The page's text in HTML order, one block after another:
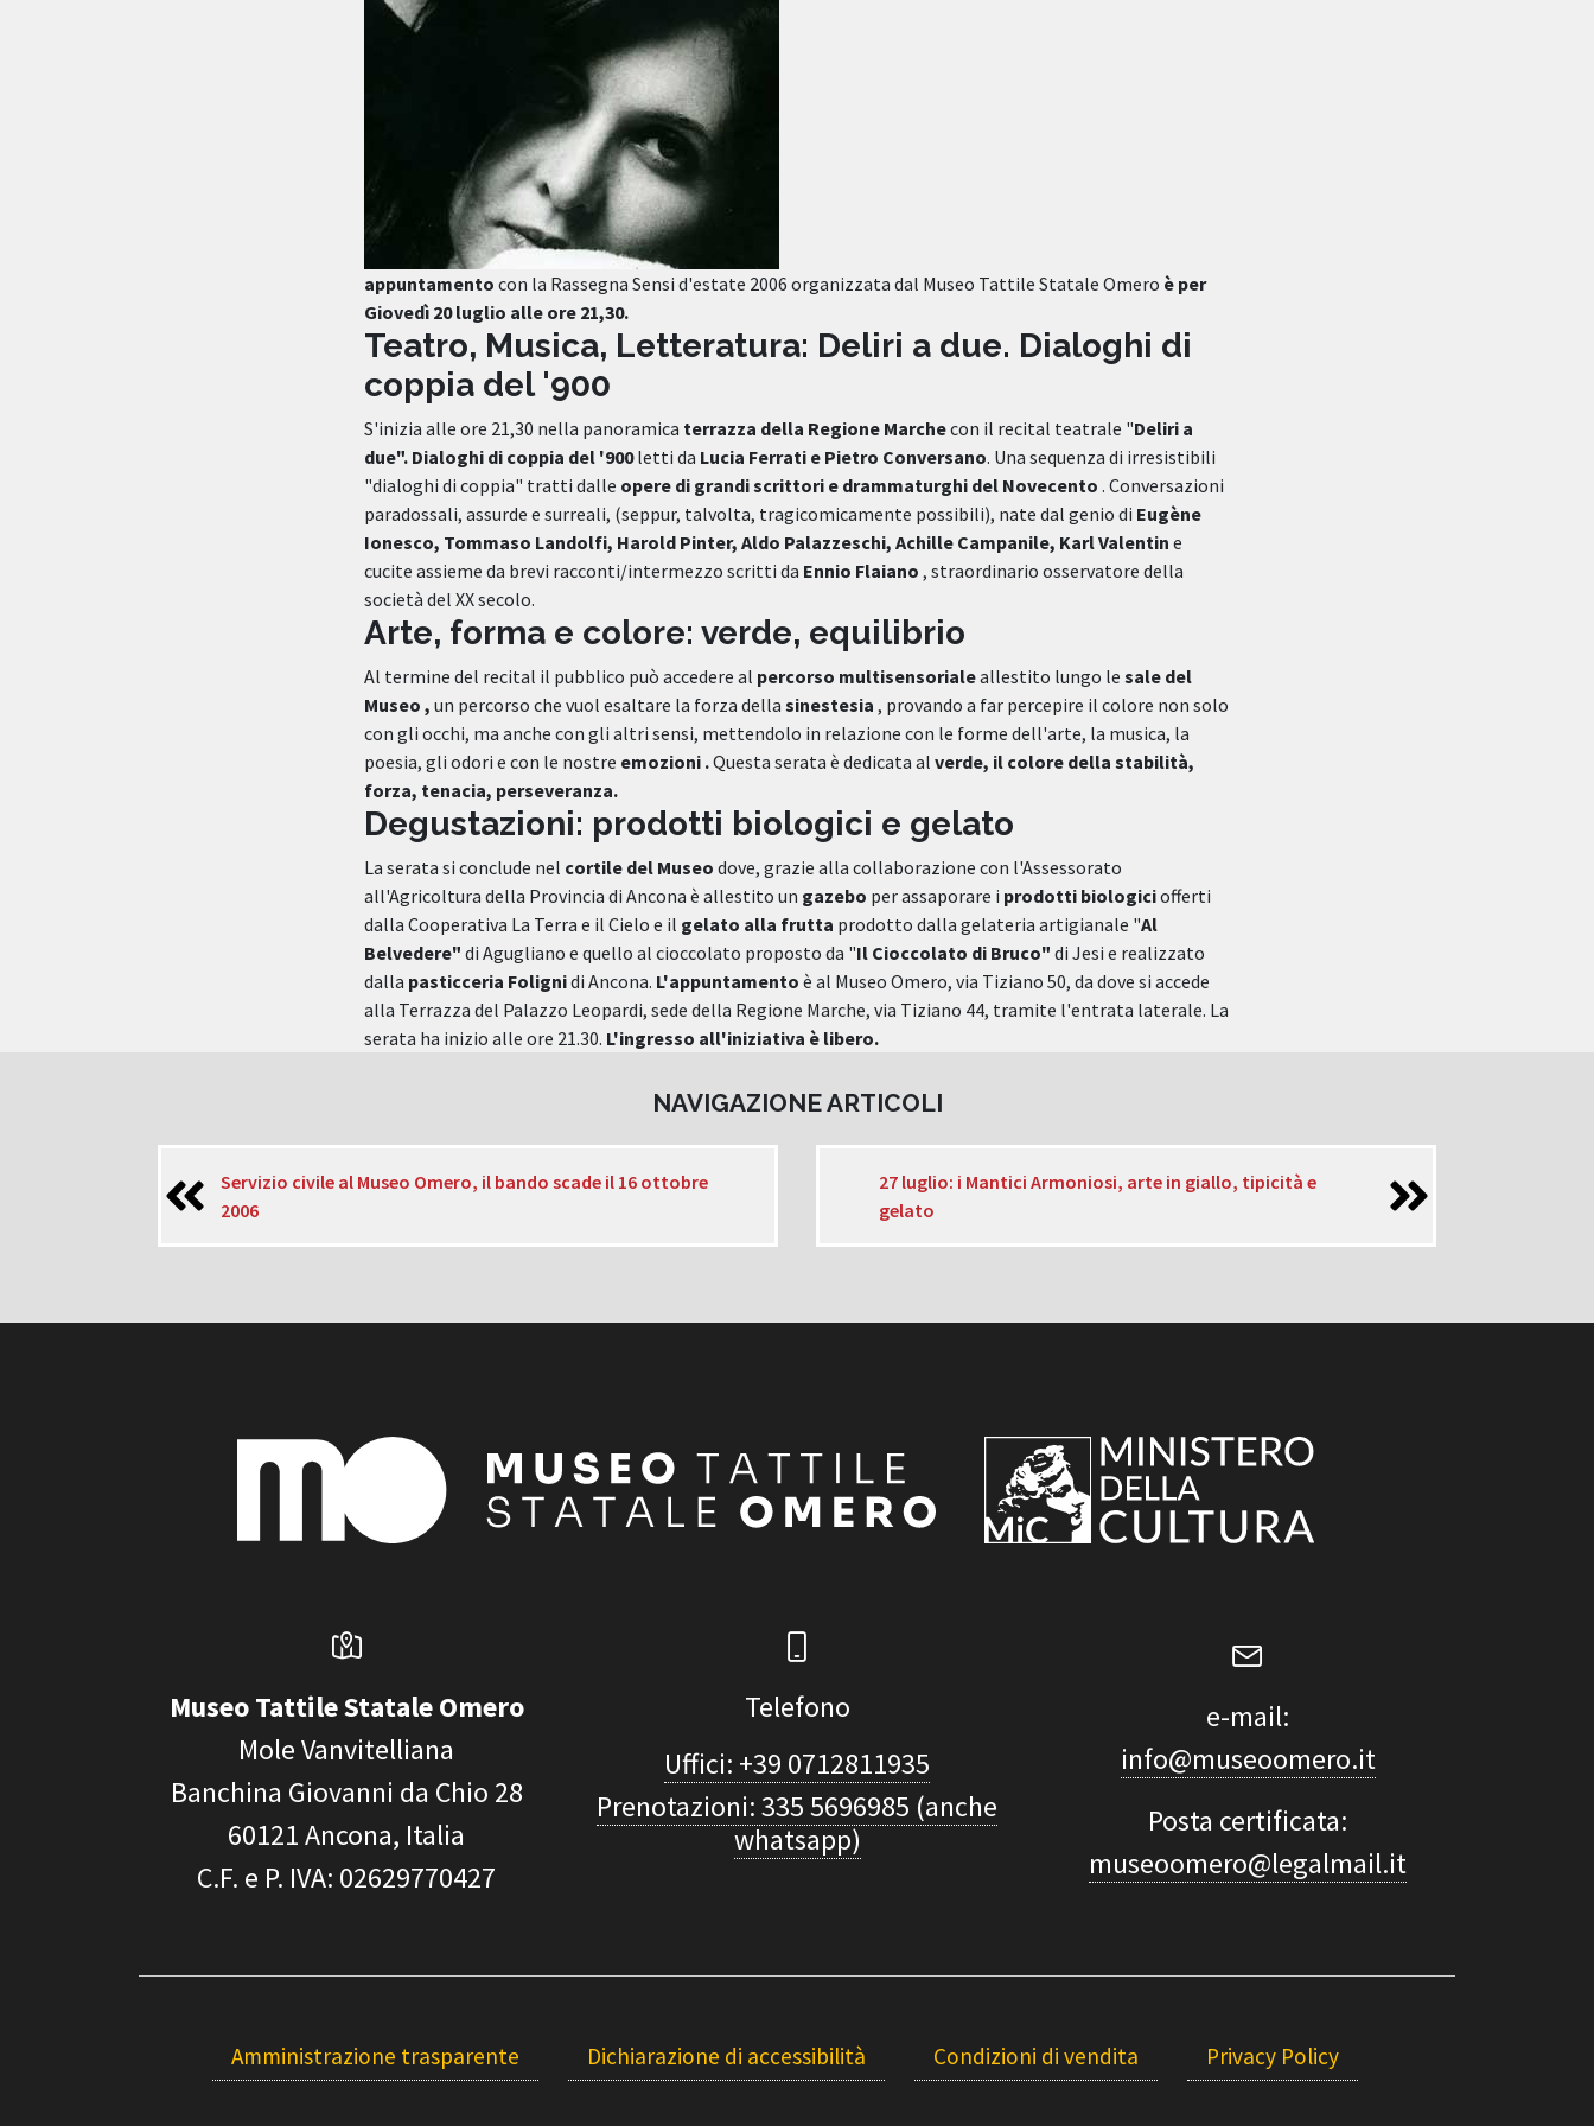
appuntamento con la Rassegna Sensi d'estate 2006 organizzata dal Museo Tattile Statale Omero è per
Giovedì 20 luglio alle ore 21,30.
Teatro, Musica, Letteratura: Deliri a due. Dialoghi di
coppia del '900
S'inizia alle ore 21,30 nella panoramica terrazza della Regione Marchecon il recital teatrale "Deliri a
due". Dialoghi di coppia del '900letti da Lucia Ferrati e Pietro Conversano. Una sequenza di irresistibili
"dialoghi di coppia" tratti dalle opere di grandi scrittori e drammaturghi del Novecento . Conversazioni
paradossali, assurde e surreali, (seppur, talvolta, tragicomicamente possibili), nate dal genio di Eugène
Ionesco, Tommaso Landolfi, Harold Pinter, Aldo Palazzeschi, Achille Campanile, Karl Valentin e
cucite assieme da brevi racconti/intermezzo scritti da Ennio Flaiano , straordinario osservatore della
società del XX secolo.
Arte, forma e colore: verde, equilibrio
Al termine del recital il pubblico può accedere al percorso multisensorialeallestito lungo le sale del
Museo , un percorso che vuol esaltare la forza della sinestesia , provando a far percepire il colore non solo
con gli occhi, ma anche con gli altri sensi, mettendolo in relazione con le forme dell'arte, la musica, la
poesia, gli odori e con le nostre emozioni .Questa serata è dedicata al verde, il colore della stabilità,
forza, tenacia, perseveranza.
Degustazioni: prodotti biologici e gelato
La serata si conclude nel cortile del Museo dove, grazie alla collaborazione con l'Assessorato
all'Agricoltura della Provincia di Ancona è allestito un gazebo per assaporare i prodotti biologiciofferti
dalla Cooperativa La Terra e il Cielo e il gelato alla frutta prodotto dalla gelateria artigianale "Al
Belvedere" di Agugliano e quello al cioccolato proposto da "Il Cioccolato di Bruco" di Jesi e realizzato
dalla pasticceria Folignidi Ancona. L'appuntamento è al Museo Omero, via Tiziano 50, da dove si accede
alla Terrazza del Palazzo Leopardi, sede della Regione Marche, via Tiziano 44, tramite l'entrata laterale. La
serata ha inizio alle ore 21.30. L'ingresso all'iniziativa è libero.
NAVIGAZIONE ARTICOLI
Servizio civile al Museo Omero, il bando scade il 16 ottobre
2006
27 luglio: i Mantici Armoniosi, arte in giallo, tipicità e
gelato
Museo Tattile Statale Omero
Mole Vanvitelliana
Banchina Giovanni da Chio 28
60121Ancona, Italia
C.F. e P. IVA: 02629770427
Telefono
Uffici: +39 0712811935
Prenotazioni: 335 5696985 (anche
whatsapp)
e-mail:
info@museoomero.it
Posta certificata:
museoomero@legalmail.it
Amministrazione trasparente Dichiarazione di accessibilità Condizioni di vendita Privacy Policy